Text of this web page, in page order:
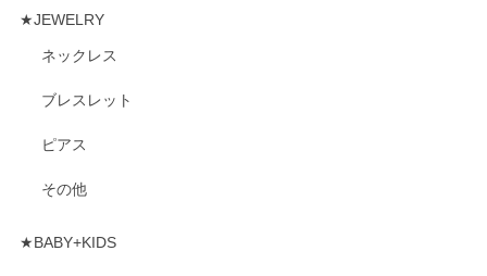
★JEWELRY
ネックレス
ブレスレット
ピアス
その他
★BABY+KIDS